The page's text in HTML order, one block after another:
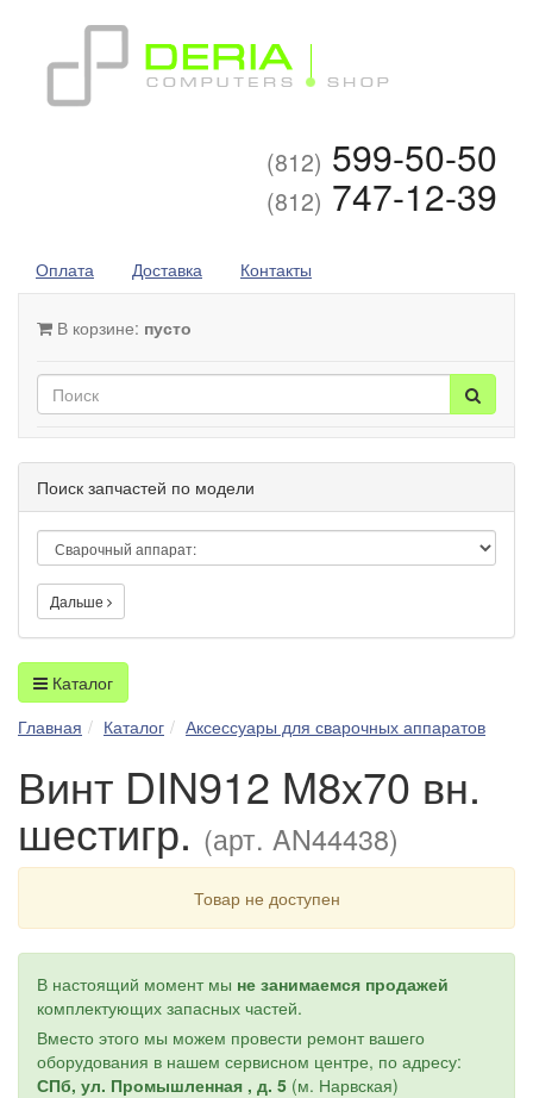
(812) 599-50-50
(812) 747-12-39
Оплата Доставка Контакты
В корзине: пусто
Поиск запчастей по модели
Дальше
Каталог
Главная
Каталог Аксессуары для сварочных аппаратов
Винт DIN912 M8х70 вн.
шестигр. (арт. AN44438)
Товар не доступен
В настоящий момент мы не занимаемся продажей
комплектующих запасных частей.
Вместо этого мы можем провести ремонт вашего
оборудования в нашем сервисном центре, по адресу:
СПб, ул. Промышленная , д. 5 (м. Нарвская)